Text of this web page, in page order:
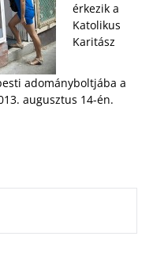
érkezik a
Katolikus
Karitász
adományboltjába a
augusztus 14-én.